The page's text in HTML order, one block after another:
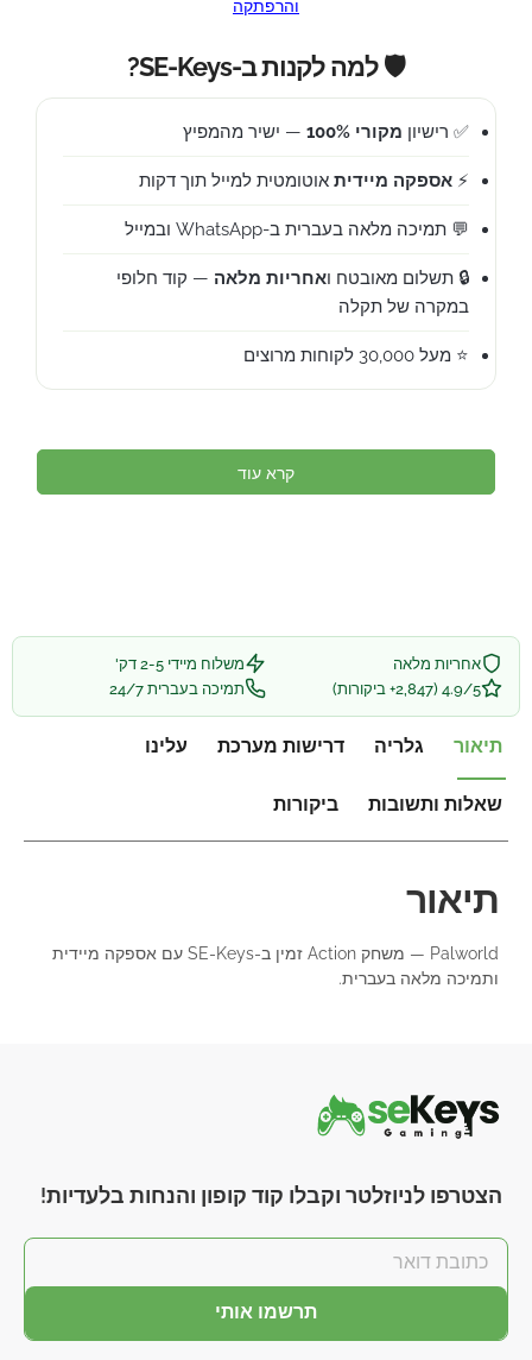
והרפתקה
🛡️ למה לקנות ב-SE-Keys?
✅ רישיון מקורי 100% — ישיר מהמפיץ
⚡ אספקה מיידית אוטומטית למייל תוך דקות
💬 תמיכה מלאה בעברית ב-WhatsApp ובמייל
🔒 תשלום מאובטח ואחריות מלאה — קוד חלופי
במקרה של תקלה
⭐ מעל 30,000 לקוחות מרוצים
קרא עוד
אחריות מלאה
משלוח מיידי 2-5 דק'
4.9/5 (2,847+ ביקורות)
תמיכה בעברית 24/7
תיאור גלריה דרישות מערכת עלינו
שאלות ותשובות ביקורות
תיאור
Palworld — משחק Action זמין ב-SE-Keys עם אספקה מיידית
ותמיכה מלאה בעברית.
הצטרפו לניוזלטר וקבלו קוד קופון והנחות בלעדיות!
תרשמו אותי